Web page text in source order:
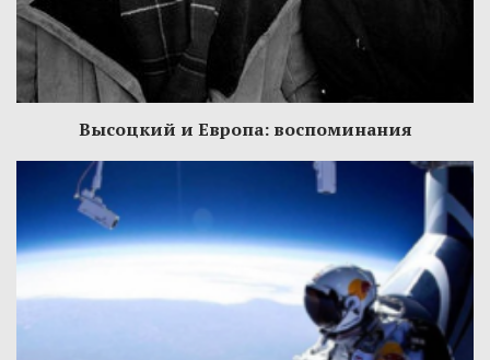
Высоцкий и Европа: воспоминания